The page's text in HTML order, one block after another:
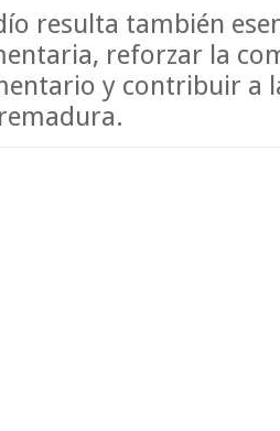
resulta también
reforzar la
y contribuir a